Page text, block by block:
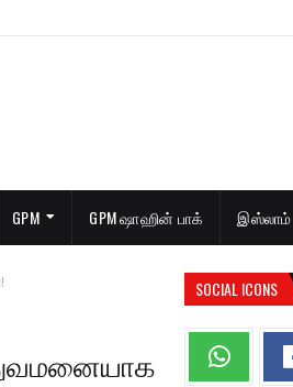
GPM GPM ஷாஹின் பாக் இஸ்லாம்
SOCIAL ICONS